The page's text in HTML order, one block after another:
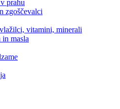
prahu
zgoščevalci
vitamini, minerali
masla